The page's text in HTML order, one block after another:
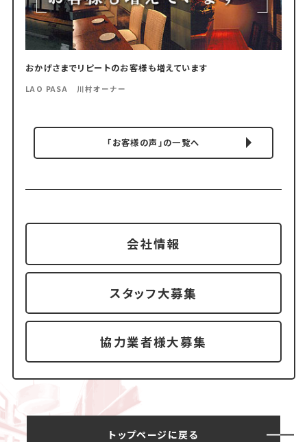
おかげさまでリピートのお客様も増えています
LAO PASA 川村オーナー
「お客様の声」の一覧へ
会社情報
スタッフ大募集
協力業者様大募集
トップページに戻る